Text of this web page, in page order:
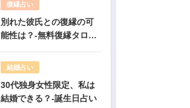
復縁占い
別れた彼氏との復縁の可
能性は？-無料復縁タロッ
結婚占い
30代独身女性限定、私は
結婚できる？-誕生日占い